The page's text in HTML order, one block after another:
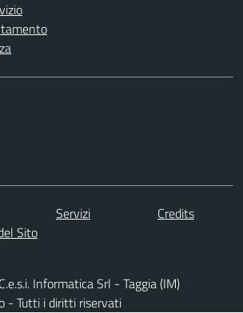
Servizi
Credits
Sito
Informatica Srl - Taggia (IM)
- Tutti i diritti riservati